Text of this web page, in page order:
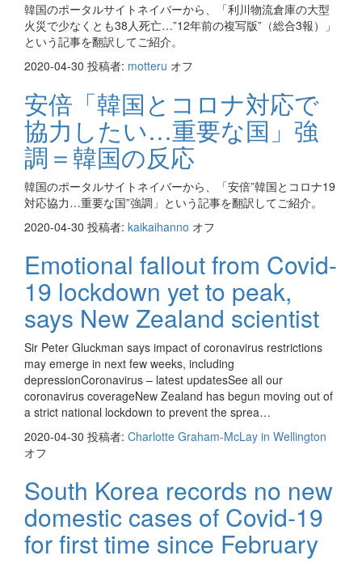
韓国のポータルサイトネイバーから、「利川物流倉庫の大型
火災で少なくとも38人死亡…”12年前の複写版”（総合3報）」
という記事を翻訳してご紹介。
2020-04-30 投稿者: motteru オフ
安倍「韓国とコロナ対応で
協力したい…重要な国」強
調＝韓国の反応
韓国のポータルサイトネイバーから、「安倍”韓国とコロナ19
対応協力…重要な国”強調」という記事を翻訳してご紹介。
2020-04-30 投稿者: kaikaihanno オフ
Emotional fallout from Covid-
19 lockdown yet to peak,
says New Zealand scientist
Sir Peter Gluckman says impact of coronavirus restrictions
may emerge in next few weeks, including
depressionCoronavirus – latest updatesSee all our
coronavirus coverageNew Zealand has begun moving out of
a strict national lockdown to prevent the sprea…
2020-04-30 投稿者: Charlotte Graham-McLay in Wellington
オフ
South Korea records no new
domestic cases of Covid-19
for first time since February